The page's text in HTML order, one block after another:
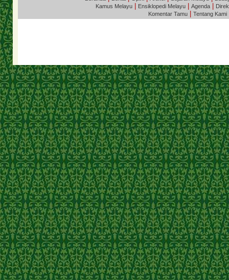
Kamus Melayu
Ensiklopedi Melayu Agenda
Komentar Tamu
Tentang Kami